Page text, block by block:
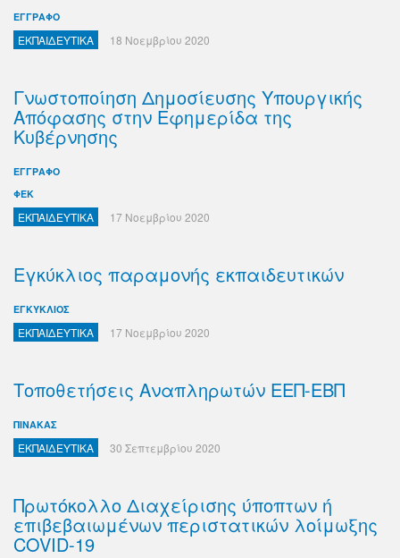
ΕΓΓΡΑΦΟ
ΕΚΠΑΙΔΕΥΤΙΚΑ 18 Νοεμβρίου 2020
Γνωστοποίηση Δημοσίευσης Υπουργικής
Απόφασης στην Εφημερίδα της
Κυβέρνησης
ΕΓΓΡΑΦΟ
ΦΕΚ
ΕΚΠΑΙΔΕΥΤΙΚΑ 17 Νοεμβρίου 2020
Εγκύκλιος παραμονής εκπαιδευτικών
ΕΓΚΥΚΛΙΟΣ
ΕΚΠΑΙΔΕΥΤΙΚΑ 17 Νοεμβρίου 2020
Τοποθετήσεις Αναπληρωτών ΕΕΠ-ΕΒΠ
ΠΙΝΑΚΑΣ
ΕΚΠΑΙΔΕΥΤΙΚΑ 30 Σεπτεμβρίου 2020
Πρωτόκολλο Διαχείρισης ύποπτων ή
επιβεβαιωμένων περιστατικών λοίμωξης
COVID-19